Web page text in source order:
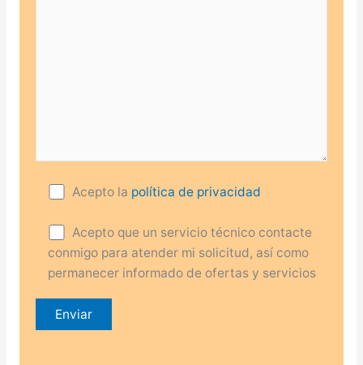
Acepto la política de privacidad
Acepto que un servicio técnico contacte
conmigo para atender mi solicitud, así como
permanecer informado de ofertas y servicios